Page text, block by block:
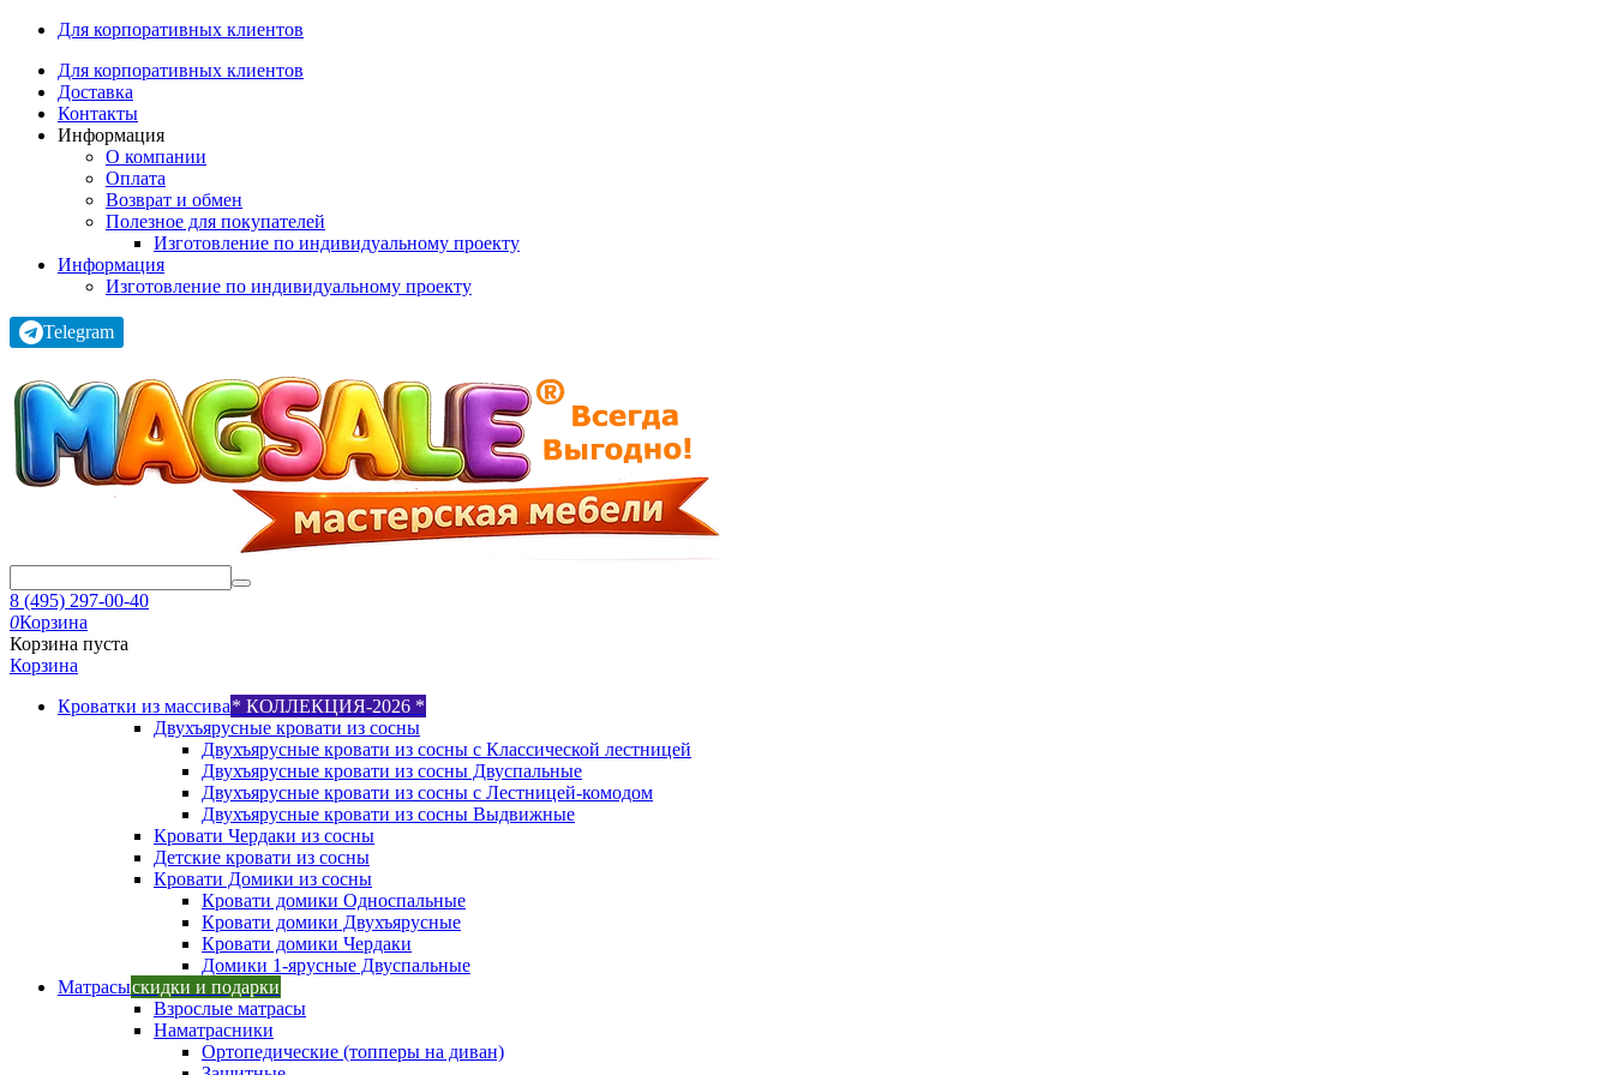
Для корпоративных клиентов
Для корпоративных клиентов
Доставка
Контакты
Информация
О компании
Оплата
Возврат и обмен
Полезное для покупателей
Изготовление по индивидуальному проекту
Информация
Изготовление по индивидуальному проекту
Telegram
8 (495) 297-00-40
0Корзина
Корзина пуста
Корзина
Кроватки из массива* КОЛЛЕКЦИЯ-2026 *
Двухъярусные кровати из сосны
Двухъярусные кровати из сосны с Классической лестницей
Двухъярусные кровати из сосны Двуспальные
Двухъярусные кровати из сосны с Лестницей-комодом
Двухъярусные кровати из сосны Выдвижные
Кровати Чердаки из сосны
Детские кровати из сосны
Кровати Домики из сосны
Кровати домики Односпальные
Кровати домики Двухъярусные
Кровати домики Чердаки
Домики 1-ярусные Двуспальные
Матрасыскидки и подарки
Взрослые матрасы
Наматрасники
Ортопедические (топперы на диван)